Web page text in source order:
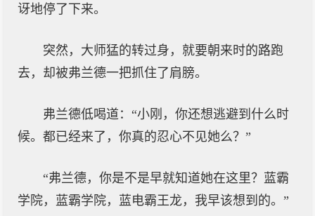
讶地停了下来。
突然，大师猛的转过身，就要朝来时的路跑
去，却被弗兰德一把抓住了肩膀。
弗兰德低喝道：“小刚，你还想逃避到什么时
候。都已经来了，你真的忍心不见她么？”
“弗兰德，你是不是早就知道她在这里？蓝霸
学院，蓝霸学院，蓝电霸王龙，我早该想到的。”